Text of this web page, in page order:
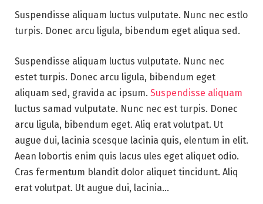
Suspendisse aliquam luctus vulputate. Nunc nec estlo
turpis. Donec arcu ligula, bibendum eget aliqua sed.
Suspendisse aliquam luctus vulputate. Nunc nec
estet turpis. Donec arcu ligula, bibendum eget
aliquam sed, gravida ac ipsum. Suspendisse aliquam
luctus samad vulputate. Nunc nec est turpis. Donec
arcu ligula, bibendum eget. Aliq erat volutpat. Ut
augue dui, lacinia scesque lacinia quis, elentum in elit.
Aean lobortis enim quis lacus ules eget aliquet odio.
Cras fermentum blandit dolor aliquet tincidunt. Aliq
erat volutpat. Ut augue dui, lacinia…